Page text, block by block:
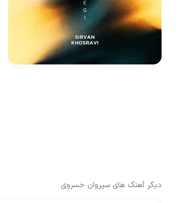
دیگر آهنگ های سیروان خسروی